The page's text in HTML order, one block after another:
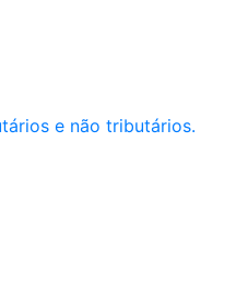
e não tributários.